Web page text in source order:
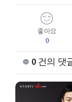
좋아요
0
0건의 댓